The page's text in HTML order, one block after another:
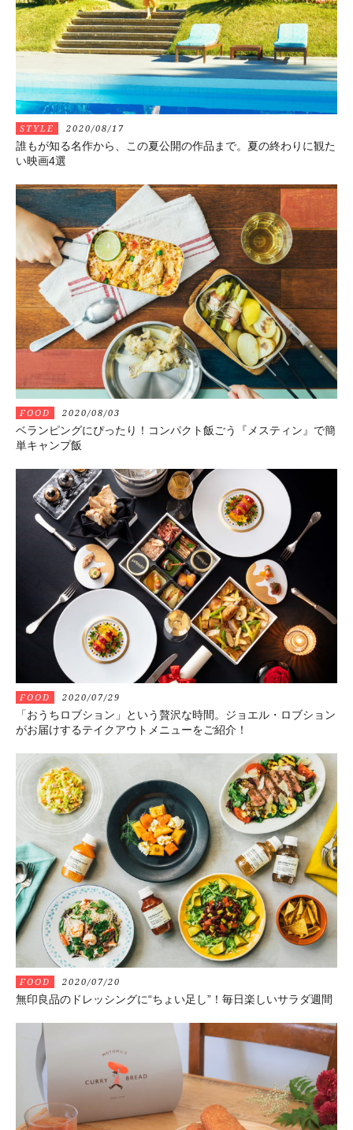
STYLE 2020/08/17
誰もが知る名作から、この夏公開の作品まで。夏の終わりに観た
い映画4選
FOOD 2020/08/03
ベランピングにぴったり！コンパクト飯ごう『メスティン』で簡
単キャンプ飯
FOOD 2020/07/29
「おうちロブション」という贅沢な時間。ジョエル・ロブション
がお届けするテイクアウトメニューをご紹介！
FOOD 2020/07/20
無印良品のドレッシングに“ちょい足し”！毎日楽しいサラダ週間